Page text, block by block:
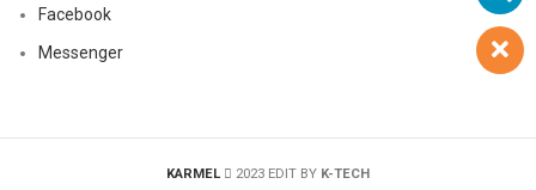
Facebook
Messenger
KARMEL 2023 EDIT BY K-TECH